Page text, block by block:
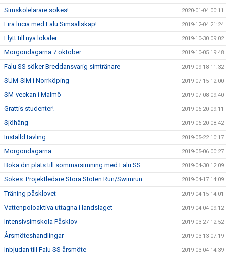
Simskolelärare sökes! 2020-01-04 00:11
Fira lucia med Falu Simsällskap! 2019-12-04 21:24
Flytt till nya lokaler 2019-10-30 09:02
Morgondagarna 7 oktober 2019-10-05 19:48
Falu SS söker Breddansvarig simtränare 2019-09-18 11:32
SUM-SIM i Norrköping 2019-07-15 12:00
SM-veckan i Malmö 2019-07-08 09:40
Grattis studenter! 2019-06-20 09:11
Sjöhäng 2019-06-20 08:42
Inställd tävling 2019-05-22 10:17
Morgondagarna 2019-05-06 00:27
Boka din plats till sommarsimning med Falu SS 2019-04-30 12:09
Sökes: Projektledare Stora Stöten Run/Swimrun 2019-04-17 14:09
Träning påsklovet 2019-04-15 14:01
Vattenpoloaktiva uttagna i landslaget 2019-04-04 09:12
Intensivsimskola Påsklov 2019-03-27 12:52
Årsmöteshandlingar 2019-03-13 07:19
Inbjudan till Falu SS årsmöte 2019-03-04 14:39